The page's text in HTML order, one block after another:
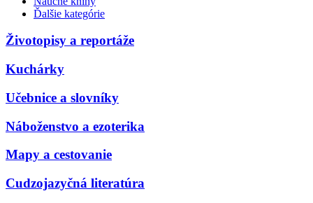
Ďalšie kategórie
Životopisy a reportáže
Kuchárky
Učebnice a slovníky
Náboženstvo a ezoterika
Mapy a cestovanie
Cudzojazyčná literatúra